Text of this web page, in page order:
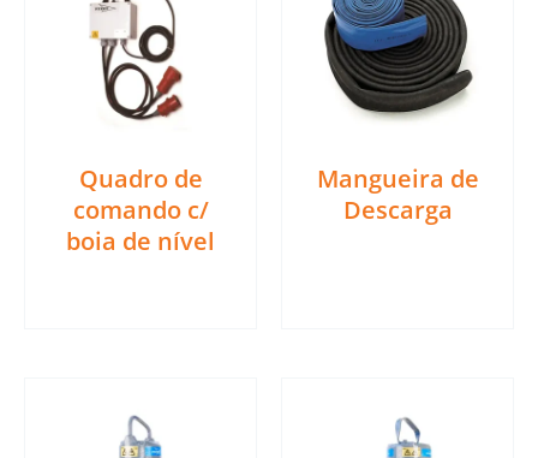
Quadro de
comando c/
boia de nível
Mangueira de
Descarga